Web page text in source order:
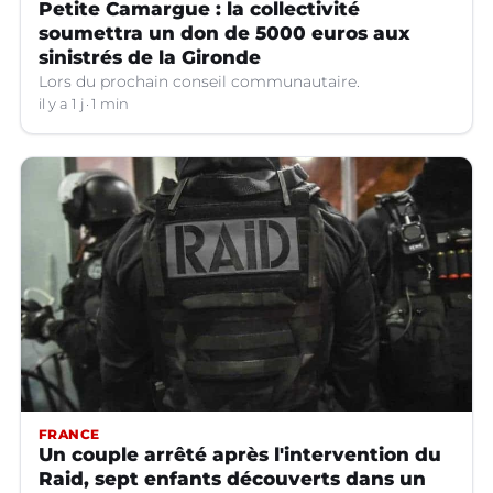
Petite Camargue : la collectivité
soumettra un don de 5000 euros aux
sinistrés de la Gironde
Lors du prochain conseil communautaire.
il y a 1 j 1 min
FRANCE
Un couple arrêté après l'intervention du
Raid, sept enfants découverts dans un